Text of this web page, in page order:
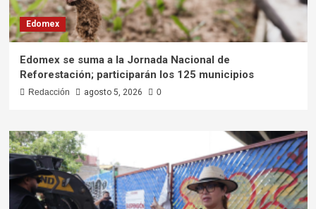
Edomex
Edomex se suma a la Jornada Nacional de
Reforestación; participarán los 125 municipios
Redacción agosto 5, 2026 0